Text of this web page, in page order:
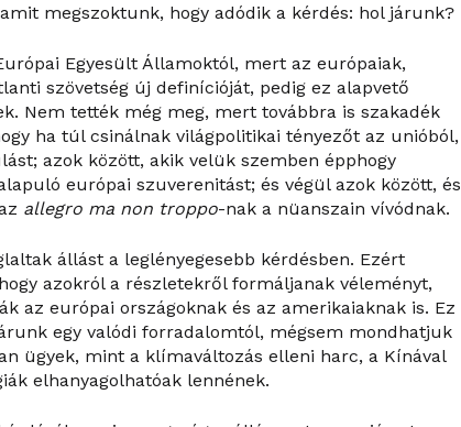
megszoktunk, hogy adódik a kérdés: hol járunk?
Egyesült Államoktól, mert az európaiak,
szövetség új definícióját, pedig ez alapvető
Nem tették még meg, mert továbbra is szakadék
ha túl csinálnak világpolitikai tényezőt az unióból,
azok között, akik velük szemben épphogy
európai szuverenitást; és végül azok között, és
allegro ma non troppo-nak a nüanszain vívódnak.
állást a leglényegesebb kérdésben. Ezért
azokról a részletekről formáljanak véleményt,
az európai országoknak és az amerikaiaknak is. Ez
egy valódi forradalomtól, mégsem mondhatjuk
ügyek, mint a klímaváltozás elleni harc, a Kínával
elhanyagolhatóak lennének.